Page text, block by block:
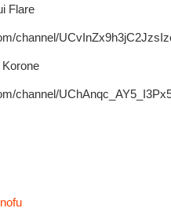
Flare
channel/
channel/